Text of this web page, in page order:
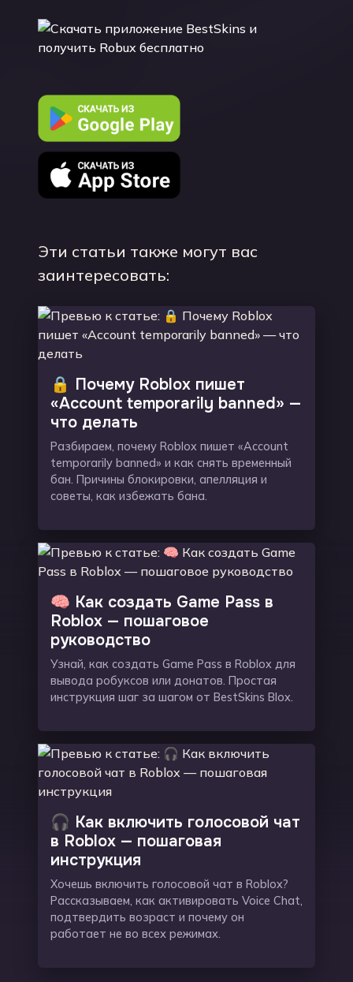
Эти статьи также могут вас
заинтересовать:
🔒 Почему Roblox пишет
«Account temporarily banned» —
что делать
Разбираем, почему Roblox пишет «Account
temporarily banned» и как снять временный
бан. Причины блокировки, апелляция и
советы, как избежать бана.
🧠 Как создать Game Pass в
Roblox — пошаговое
руководство
Узнай, как создать Game Pass в Roblox для
вывода робуксов или донатов. Простая
инструкция шаг за шагом от BestSkins Blox.
🎧 Как включить голосовой чат
в Roblox — пошаговая
инструкция
Хочешь включить голосовой чат в Roblox?
Рассказываем, как активировать Voice Chat,
подтвердить возраст и почему он
работает не во всех режимах.